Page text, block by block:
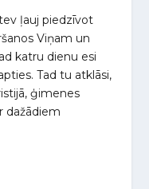
ļauj piedzīvot
Viņam un
katru dienu esi
Tad tu atklāsi,
ģimenes
dažādiem